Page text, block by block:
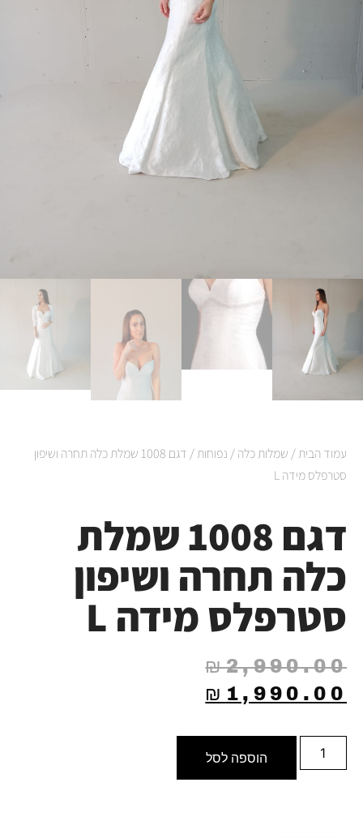
עמוד הבית/ שמלות כלה/ נפוחות
/ דגם 1008 שמלת כלה תחרה ושיפון
סטרפלס מידה L
דגם 1008 שמלת
כלה תחרה ושיפון
סטרפלס מידה L
₪2,990.00
₪ 1,990.00
הוספה לסל